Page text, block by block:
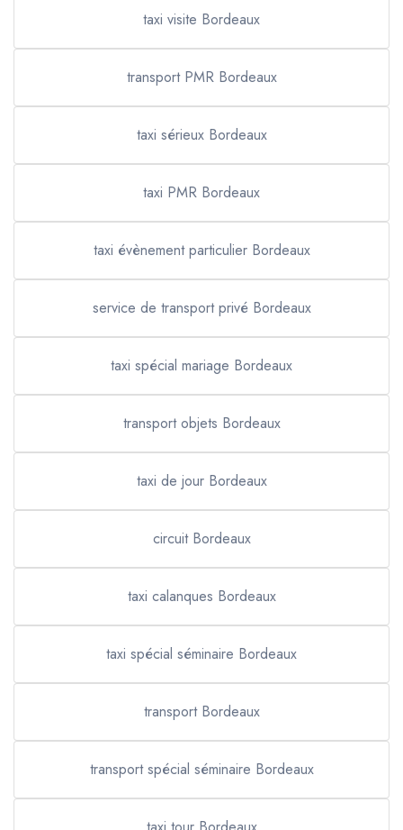
taxi visite Bordeaux
transport PMR Bordeaux
taxi sérieux Bordeaux
taxi PMR Bordeaux
taxi évènement particulier Bordeaux
service de transport privé Bordeaux
taxi spécial mariage Bordeaux
transport objets Bordeaux
taxi de jour Bordeaux
circuit Bordeaux
taxi calanques Bordeaux
taxi spécial séminaire Bordeaux
transport Bordeaux
transport spécial séminaire Bordeaux